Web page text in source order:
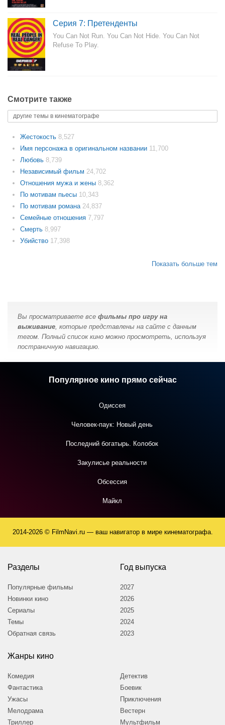
Серия 7: Претенденты
You Can Not Run. You Can Not Hide. You Can Not
Refuse To Play.
Смотрите также
другие темы в кинематографе
Жестокость 8,527
Имя персонажа в оригинальном названии 11,700
Любовь 8,739
Независимый фильм 24,702
Отношения мужа и жены 8,362
По мотивам пьесы 10,343
По мотивам романа 24,837
Семейные отношения 7,797
Смерть 8,997
Убийство 17,398
Показать больше тем
Вы просматриваете все фильмы про игру на
выживание, которые представлены на сайте с данным
тегом. Полный список кино можно просмотреть, используя
постраничную навигацию.
Популярное кино прямо сейчас
Одиссея
Человек-паук: Новый день
Последний богатырь. Колобок
Закулисье реальности
Обсессия
Майкл
2014-2026 © FilmNavi.ru — ваш навигатор в мире кинематографа.
Разделы
Популярные фильмы
Новинки кино
Сериалы
Темы
Обратная связь
Год выпуска
2027
2026
2025
2024
2023
Жанры кино
Комедия
Фантастика
Ужасы
Мелодрама
Триллер
Детектив
Боевик
Приключения
Вестерн
Мультфильм